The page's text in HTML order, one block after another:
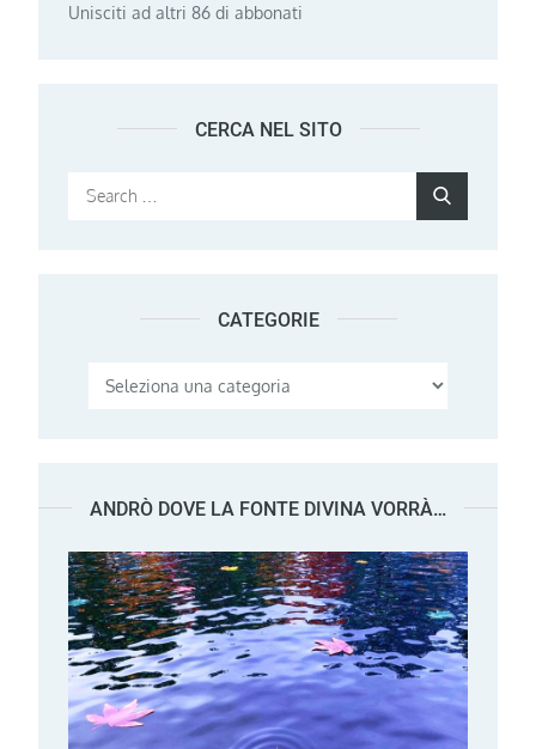
Unisciti ad altri 86 di abbonati
CERCA NEL SITO
Search
CATEGORIE
Categorie
ANDRÒ DOVE LA FONTE DIVINA VORRÀ…